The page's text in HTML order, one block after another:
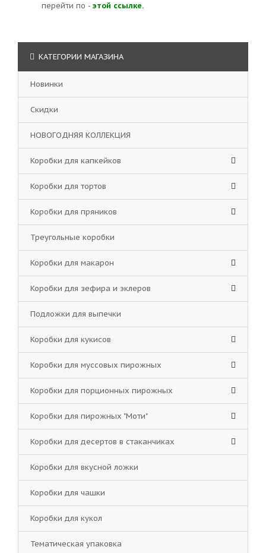
перейти по - этой ссылке.
КАТЕГОРИИ МАГАЗИНА
Новинки
Скидки
НОВОГОДНЯЯ КОЛЛЕКЦИЯ
Коробки для капкейков
Коробки для тортов
Коробки для пряников
Треугольные коробки
Коробки для макарон
Коробки для зефира и эклеров
Подложки для выпечки
Коробки для кукисов
Коробки для муссовых пирожных
Коробки для порционных пирожных
Коробки для пирожных "Моти"
Коробки для десертов в стаканчиках
Коробки для вкусной ложки
Коробки для чашки
Коробки для кукол
Тематическая упаковка